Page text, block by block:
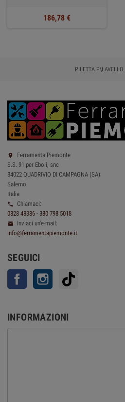
186,78 €
PILETTA

Ferramenta Piemonte
S.S. 91 per Eboli, snc
84022 QUADRIVIO DI CAMPAGNA (SA)
Salerno
Italia

Chiamaci:
0828 48386 - 380 798 5018

Inviaci un'e-mail:
info@ferramentapiemonte.it
SEGUICI
Facebook Instagram
INFORMAZIONI